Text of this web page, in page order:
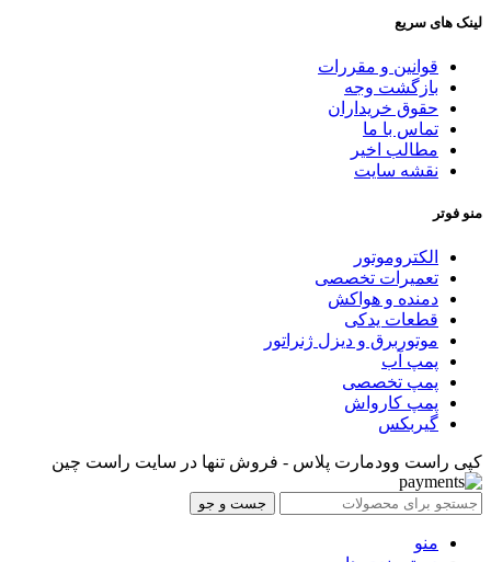
لینک های سریع
قوانین و مقررات
بازگشت وجه
حقوق خریداران
تماس با ما
مطالب اخیر
نقشه سایت
منو فوتر
الکتروموتور
تعمیرات تخصصی
دمنده و هواکش
قطعات یدکی
موتوربرق و دیزل ژنراتور
پمپ آب
پمپ تخصصی
پمپ کارواش
گیربکس
کپی راست وودمارت پلاس - فروش تنها در سایت راست چین
جست و جو
منو